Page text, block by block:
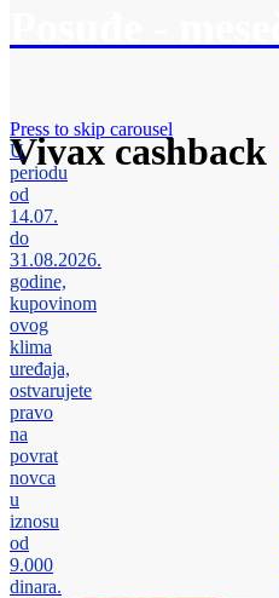
Vivax cashback
Press to skip carousel
U
periodu
od
14.07.
do
31.08.2026.
godine,
kupovinom
ovog
klima
uređaja,
ostvarujete
pravo
na
povrat
novca
u
iznosu
od
9.000
dinara.